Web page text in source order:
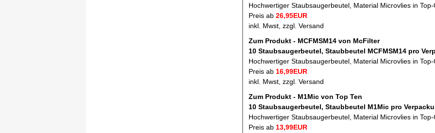
Hochwertiger Staubsaugerbeutel, Material Microvlies in
Preis ab 26,95EUR
inkl. Mwst, zzgl. Versand
Zum Produkt - MCFMSM14 von McFilter
10
Hochwertiger Staubsaugerbeutel, Material Microvlies in
Preis ab 16,99EUR
inkl. Mwst, zzgl. Versand
Zum Produkt - M1Mic von Top Ten
10 Staubsaugerbeutel,
Hochwertiger Staubsaugerbeutel, Material Microvlies in
Preis ab 13,99EUR